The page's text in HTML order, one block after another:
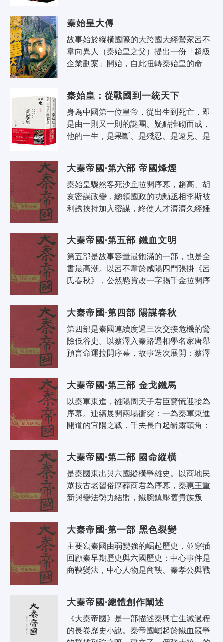
還..
秦始皇大傳
故事始於縱橫國際的大跨國大經營家呂不
韋向異人（秦始皇之父）提出一份「超級
企業劃案」開始，自此扭轉秦始皇的命
治..
秦始皇：從戰國到一統天下
身為中國第一位皇帝，從出生到死亡，即
是由一則又一則的謎團、疑點推砌而成，
他的一生，是果斷、是殘忍、是遠見、是
大秦帝國·第六部 帝國烽煙
秦始皇驟然客死沙丘拉開序幕，趙高、胡
亥密謀政變，總領國政的功勳丞相李斯被
利誘挾持加入密謀，終使人才濟濟久經錘
大秦帝國·第五部 鐵血文明
第五部是故事容量最飽滿的一部，也是全
書最高潮。以呂不韋於咸陽四門張掛《呂
氏春秋》，公然懸賞改一字賜千金拉開序
大秦帝國·第四部 陽謀春秋
第四部是秦國連續度過三次交接危機的驚
險低谷史。以蔡澤入秦路遇相學名家唐舉
預言命運拉開序幕，故事迭次展開：蔡澤
大秦帝國·第三部 金戈鐵馬
以秦軍東進，雒陽周天子君臣驚慌迎接為
序幕。連續展開兩場衝突：一為秦軍東進
開道的宜陽之戰，千夫長白起嶄露頭角；
大秦帝國·第二部 國命縱橫
是秦國東出與六國縱橫爭雄史。以商地民
眾按古老習俗厚葬商君為序幕，秦惠王重
新與變法勢力結盟，鐵腕鎮壓舊貴族叛
力..
大秦帝國·第一部 黑色裂變
主要寫秦國由弱變強的崛起歷史，並穿插
回顧秦早期歷史與六國歷史；中心事件是
商鞅變法，中心人物是商鞅、秦孝公與戰
重..
大秦帝國·總體創作闡述
《大秦帝國》是一部描述秦興亡生滅過程
的長卷歷史小說。秦帝國崛起於鐵血競爭